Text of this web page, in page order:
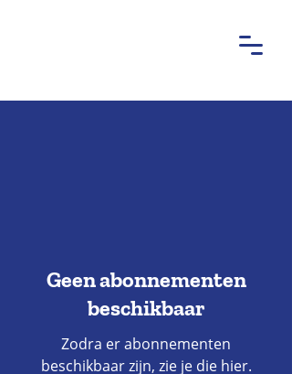
Geen abonnementen
beschikbaar
Zodra er abonnementen
beschikbaar zijn, zie je die hier.